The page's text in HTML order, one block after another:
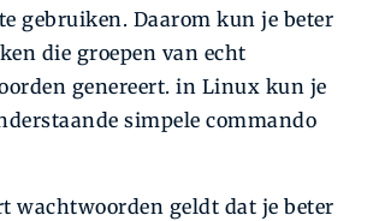
gebruiken. Daarom kun je beter
die groepen van echt
genereert. in Linux kun je
simpele commando
wachtwoorden geldt dat je beter